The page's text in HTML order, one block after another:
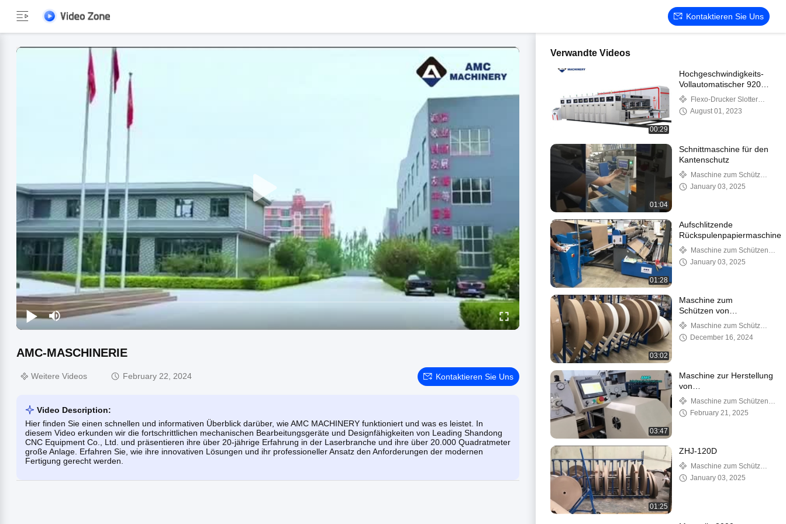
Kontaktieren Sie Uns
AMC-MASCHINERIE
Weitere Videos February 22, 2024 Kontaktieren Sie Uns
Video Description:
Hier finden Sie einen schnellen und informativen Überblick darüber, wie AMC MACHINERY funktioniert und was es leistet. In
diesem Video erkunden wir die fortschrittlichen mechanischen Bearbeitungsgeräte und Designfähigkeiten von Leading Shandong
CNC Equipment Co., Ltd. und präsentieren ihre über 20-jährige Erfahrung in der Laserbranche und ihre über 20.000 Quadratmeter
große Anlage. Erfahren Sie, wie ihre innovativen Lösungen und ihr professioneller Ansatz den Anforderungen der modernen
Fertigung gerecht werden.
Verwandte Videos
00:29
Hochgeschwindigkeits-
Vollautomatischer 920-
Flexodrucker von
höchster Qualität,
Slotter-Stanze,
Flexo-Drucker Slotter
Die Cutter
August 01, 2023
01:04
Schnittmaschine für den
Kantenschutz
Maschine zum Schützen
von Papierkanten
January 03, 2025
01:28
Aufschlitzende
Rückspulenpapiermaschine
Maschine zum Schützen
von Papierkanten
January 03, 2025
03:02
Maschine zum
Schützen von
Papierkanten
Maschine zum Schützen
von Papierkanten
December 16, 2024
03:47
Maschine zur Herstellung
von
Papierkantenschutzmitteln
3 in 1 (U-Profil)
Maschine zum Schützen
von Papierkanten
February 21, 2025
01:25
ZHJ-120D
Maschine zum Schützen
von Papierkanten
January 03, 2025